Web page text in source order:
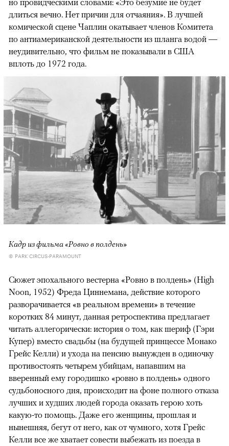
длиться вечно. Нет причин для отчаяния». В лучшей
комической сцене Чаплин окатывает членов Комитета
по антиамериканской деятельности из шланга водой —
неудивительно, что фильм не показывали в США
вплоть до 1972 года.
Кадр из фильма «Ровно в полдень»
© PARK CIRCUS-PARAMOUNT
Сюжет эпохального вестерна «Ровно в полдень» (High
Noon, 1952) Фреда Циннемана, действие которого
разворачивается «в реальном времени» в течение
коротких 84 минут, данная ретроспектива предлагает
читать аллегорически: история о том, как шериф (Гэри
Купер) вместо свадьбы (на будущей принцессе Монако
Грейс Келли) и ухода на пенсию вынужден в одиночку
противостоять четырем убийцам, напавшим на
вверенный ему городишко «ровно в полдень» одного
судьбоносного дня, происходит на фоне полного отказа
лучших и худших людей города оказать герою хоть
какую-то помощь. Даже его женщины, прошлая и
нынешняя, бегут от него, как от чумного, хотя Грейс
Келли все же хватает совести выбежать из поезда в